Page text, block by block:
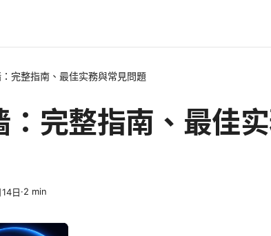
完整指南、最佳实務與常見問題
完整指南、最佳
日·2 min